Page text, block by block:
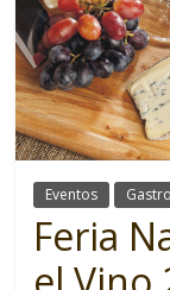
Eventos
Feria